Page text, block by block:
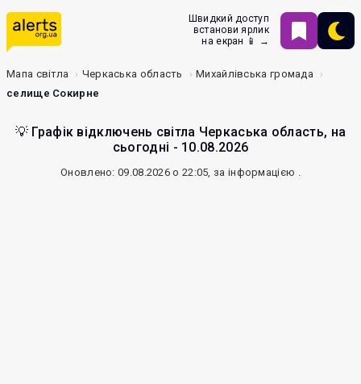
Швидкий доступ
встанови ярлик
на екран 📱 →
Мапа світла Черкаська область
Михайлівська громада
селище Сокирне
💡 Графік відключень світла Черкаська область, на
сьогодні - 10.08.2026
Оновлено: 09.08.2026 о 22:05, за інформацією .